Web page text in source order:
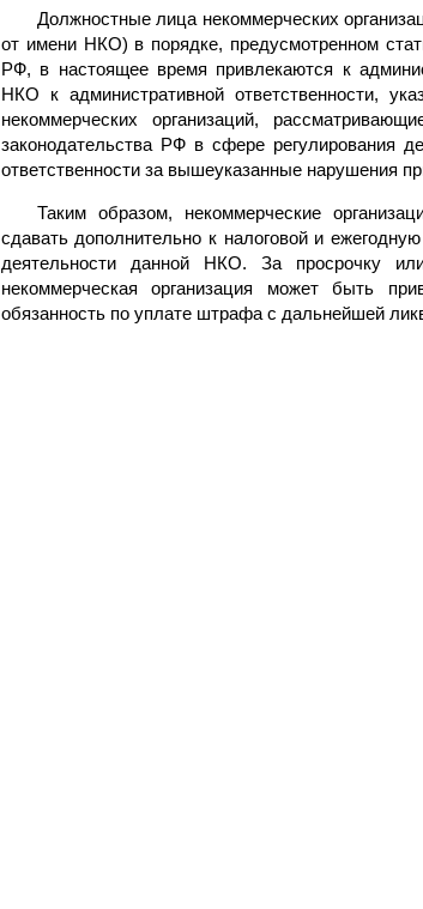
Должностные лица некоммерческих
от имени НКО) в порядке, предусмотренном
РФ, в настоящее время привлекаются к
НКО к административной ответственности,
некоммерческих организаций,
законодательства РФ в сфере регулирования
ответственности за вышеуказанные нарушения
Таким образом, некоммерческие
сдавать дополнительно к налоговой и
деятельности данной НКО. За просрочку
некоммерческая организация может быть
обязанность по уплате штрафа с дальнейшей